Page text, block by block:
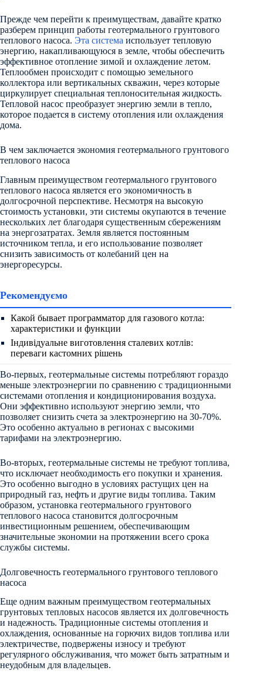
Прежде чем перейти к преимуществам, давайте кратко
разберем принцип работы геотермального грунтового
теплового насоса. Эта система использует тепловую
энергию, накапливающуюся в земле, чтобы обеспечить
эффективное отопление зимой и охлаждение летом.
Теплообмен происходит с помощью земельного
коллектора или вертикальных скважин, через которые
циркулирует специальная теплоносительная жидкость.
Тепловой насос преобразует энергию земли в тепло,
которое подается в систему отопления или охлаждения
дома.
В чем заключается экономия геотермального грунтового
теплового насоса
Главным преимуществом геотермального грунтового
теплового насоса является его экономичность в
долгосрочной перспективе. Несмотря на высокую
стоимость установки, эти системы окупаются в течение
нескольких лет благодаря существенным сбережениям
на энергозатратах. Земля является постоянным
источником тепла, и его использование позволяет
снизить зависимость от колебаний цен на
энергоресурсы.
Рекомендуємо
Какой бывает программатор для газового котла:
характеристики и функции
Індивідуальне виготовлення сталевих котлів:
переваги кастомних рішень
Во-первых, геотермальные системы потребляют гораздо
меньше электроэнергии по сравнению с традиционными
системами отопления и кондиционирования воздуха.
Они эффективно используют энергию земли, что
позволяет снизить счета за электроэнергию на 30-70%.
Это особенно актуально в регионах с высокими
тарифами на электроэнергию.
Во-вторых, геотермальные системы не требуют топлива,
что исключает необходимость его покупки и хранения.
Это особенно выгодно в условиях растущих цен на
природный газ, нефть и другие виды топлива. Таким
образом, установка геотермального грунтового
теплового насоса становится долгосрочным
инвестиционным решением, обеспечивающим
значительные экономии на протяжении всего срока
службы системы.
Долговечность геотермального грунтового теплового
насоса
Еще одним важным преимуществом геотермальных
грунтовых тепловых насосов является их долговечность
и надежность. Традиционные системы отопления и
охлаждения, основанные на горючих видов топлива или
электричестве, подвержены износу и требуют
регулярного обслуживания, что может быть затратным и
неудобным для владельцев.